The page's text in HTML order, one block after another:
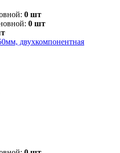
0 шт
0 шт
двухкомпонентная